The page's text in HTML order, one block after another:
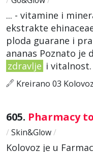
... - vitamine i
ekstrakte
ploda guarane i
ananas Poznato je
zdravlje i vitalnost.
Kreirano 03
605. Pharmacy
/ Skin&Glow/
Kolovoz je u